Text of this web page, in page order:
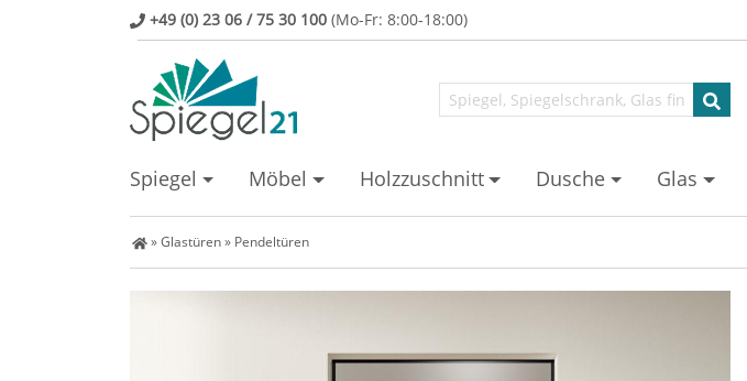
+49 (0) 23 06 / 75 30 100 (Mo-Fr: 8:00-18:00)
Spiegel Möbel Holzzuschnitt Dusche Glas
Spiegel Shop
»Glastüren» Pendeltüren